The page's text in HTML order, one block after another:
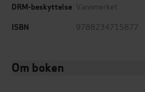
DRM-beskyttelse Vannmerket
ISBN 9788234715877
Om boken